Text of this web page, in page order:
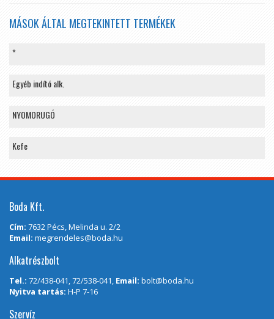
MÁSOK ÁLTAL MEGTEKINTETT TERMÉKEK
*
Egyéb indító alk.
NYOMORUGÓ
Kefe
Boda Kft.
Cím: 7632 Pécs, Melinda u. 2/2
Email: megrendeles@boda.hu
Alkatrészbolt
Tel.: 72/438-041, 72/538-041, Email: bolt@boda.hu
Nyitva tartás: H-P 7-16
Szervíz